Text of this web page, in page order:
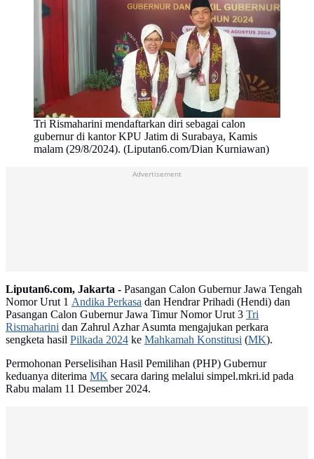
Tri Rismaharini mendaftarkan diri sebagai calon
gubernur di kantor KPU Jatim di Surabaya, Kamis
malam (29/8/2024). (Liputan6.com/Dian Kurniawan)
Advertisement
Liputan6.com, Jakarta - Pasangan Calon Gubernur Jawa Tengah
Nomor Urut 1 Andika Perkasa dan Hendrar Prihadi (Hendi) dan
Pasangan Calon Gubernur Jawa Timur Nomor Urut 3 Tri
Rismaharini dan Zahrul Azhar Asumta mengajukan perkara
sengketa hasil Pilkada 2024 ke Mahkamah Konstitusi (MK).
Permohonan Perselisihan Hasil Pemilihan (PHP) Gubernur
keduanya diterima MK secara daring melalui simpel.mkri.id pada
Rabu malam 11 Desember 2024.